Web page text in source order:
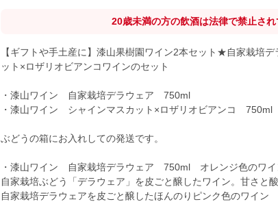
20歳未満の方の飲酒は法律で禁止さ
【ギフトや手土産に】漆山果樹園ワイン2本セット★自家栽培
ット×ロザリオビアンコワインのセット
・漆山ワイン 自家栽培デラウェア 750ml
・漆山ワイン シャインマスカット×ロザリオビアンコ 750ml
ぶどうの箱にお入れしての発送です。
・漆山ワイン 自家栽培デラウェア 750ml オレンジ色のワイ
自家栽培ぶどう「デラウェア」を皮ごと醸したワイン。甘さと
自家栽培デラウェアを皮ごと醸したほんのりピンク色のワイン